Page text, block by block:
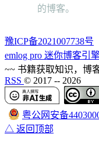
的博客。
豫ICP备2021007738号
emlog pro 迷你博客引
~~ 书籍获取知识，博
RSS © 2017 -- 2026
粤公网安备
△ 返回顶部